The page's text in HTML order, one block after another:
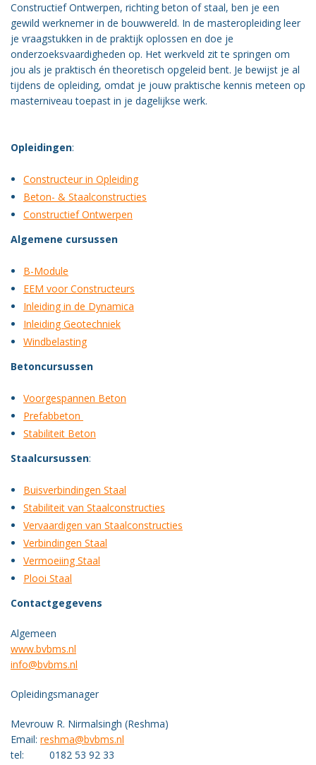
Constructief Ontwerpen, richting beton of staal, ben je een
gewild werknemer in de bouwwereld. In de masteropleiding leer
je vraagstukken in de praktijk oplossen en doe je
onderzoeksvaardigheden op. Het werkveld zit te springen om
jou als je praktisch én theoretisch opgeleid bent. Je bewijst je al
tijdens de opleiding, omdat je jouw praktische kennis meteen op
masterniveau toepast in je dagelijkse werk.
Opleidingen:
Constructeur in Opleiding
Beton- & Staalconstructies
Constructief Ontwerpen
Algemene cursussen
B-Module
EEM voor Constructeurs
Inleiding in de Dynamica
Inleiding Geotechniek
Windbelasting
Betoncursussen
Voorgespannen Beton
Prefabbeton
Stabiliteit Beton
Staalcursussen:
Buisverbindingen Staal
Stabiliteit van Staalconstructies
Vervaardigen van Staalconstructies
Verbindingen Staal
Vermoeiing Staal
Plooi Staal
Contactgegevens
Algemeen
www.bvbms.nl
info@bvbms.nl
Opleidingsmanager
Mevrouw R. Nirmalsingh (Reshma)
Email: reshma@bvbms.nl
tel: 0182 53 92 33